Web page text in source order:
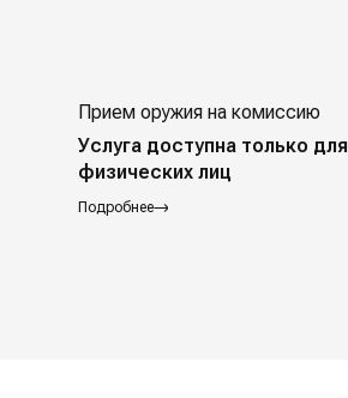
Прием оружия на комиссию
Услуга доступна только для
физических лиц
Подробнее